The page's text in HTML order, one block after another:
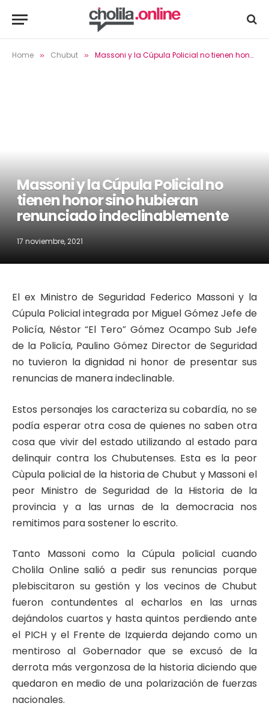
Home » Chubut » Massoni y la Cúpula Policial no tienen honor sino hubieran renunciado indeclinablemente
Massoni y la Cúpula Policial no
tienen honor sino hubieran
renunciado indeclinablemente
17 noviembre, 2021
El ex Ministro de Seguridad Federico Massoni y la
Cúpula Policial integrada por Miguel Gómez Jefe de
Policía, Néstor “El Tero” Gómez Ocampo Sub Jefe
de la Policía, Paulino Gómez Director de Seguridad
no tuvieron la dignidad ni honor de presentar sus
renuncias de manera indeclinable.
Estos personajes los caracteriza su cobardía, no se
podía esperar otra cosa de quienes no saben otra
cosa que vivir del estado utilizando al estado para
delinquir contra los Chubutenses. Esta es la peor
Cùpula policial de la historia de Chubut y Massoni el
peor Ministro de Seguridad de la Historia de la
provincia y a las urnas de la democracia nos
remitimos para sostener lo escrito.
Tanto Massoni como la Cúpula policial cuando
Cholila Online salió a pedir sus renuncias porque
plebiscitaron su gestión y los vecinos de Chubut
fueron contundentes al echarlos en las urnas
dejándolos cuartos y hasta quintos perdiendo ante
el PICH y el Frente de Izquierda dejando como un
mentiroso al Gobernador que se excusó de la
derrota más vergonzosa de la historia diciendo que
quedaron en medio de una polarización de fuerzas
nacionales.